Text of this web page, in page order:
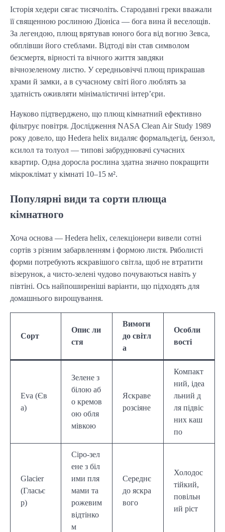
Історія хедери сягає тисячоліть. Стародавні греки вважали
її священною рослиною Діоніса — бога вина й веселощів.
За легендою, плющ врятував юного бога від вогню Зевса,
обплівши його стеблами. Відтоді він став символом
безсмертя, вірності та вічного життя завдяки
вічнозеленому листю. У середньовіччі плющ прикрашав
храми й замки, а в сучасному світі його люблять за
здатність оживляти мінімалістичні інтер’єри.
Науково підтверджено, що плющ кімнатний ефективно
фільтрує повітря. Дослідження NASA Clean Air Study 1989
року довело, що Hedera helix видаляє формальдегід, бензол,
ксилол та толуол — типові забруднювачі сучасних
квартир. Одна доросла рослина здатна значно покращити
мікроклімат у кімнаті 10–15 м².
Популярні види та сорти плюща
кімнатного
Хоча основа — Hedera helix, селекціонери вивели сотні
сортів з різним забарвленням і формою листя. Ряболисті
форми потребують яскравішого світла, щоб не втратити
візерунок, а чисто-зелені чудово почуваються навіть у
півтіні. Ось найпоширеніші варіанти, що підходять для
домашнього вирощування.
Сорт
Опис ли
стя
Вимоги
до світл
а
Особли
вості
Eva (Єв
а)
Зелене з
білою аб
о кремов
ою обля
мівкою
Яскраве
розсіяне
Компакт
ний, ідеа
льний д
ля підвіс
них каш
по
Glacier
(Гласьє
р)
Сіро-зел
ене з біл
ими пля
мами та
рожевим
відтінко
м
Середнє
до яскра
вого
Холодос
тійкий,
повільн
ий ріст